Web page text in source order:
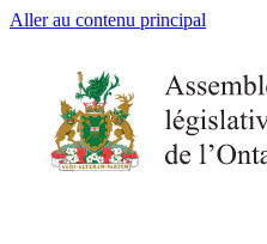
Aller au contenu principal